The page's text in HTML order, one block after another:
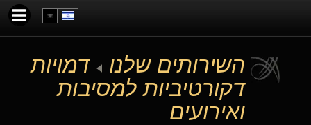
השירותים שלנו
דמויות
דקורטיביות למסיבות
ואירועים